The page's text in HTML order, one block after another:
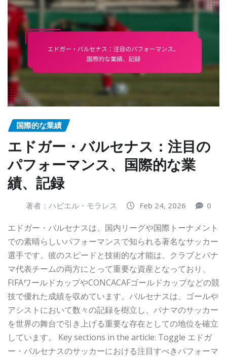
国際的な業績
エドガー・バルセナス：注目の
パフォーマンス、国際的な業
績、記録
著者：ハビエル・モラレス Feb 24, 2026 0
エドガー・バルセナスは、国内リーグや国際トーナメント
での素晴らしいパフォーマンスで知られる著名なサッカー
選手です。彼のスピードと技術的な才能は、クラブとパナ
マ代表チームの両方にとって重要な資産となっており、
FIFAワールドカップやCONCACAFゴールドカップなどの競
技で優れた成績を収めています。バルセナスは、ゴールや
アシストにおいて数々の記録を樹立し、パナマのサッカー
を世界の舞台で引き上げる重要な存在としての地位を確立
しています。 Key sections in the article: Toggle エドガ
ー・バルセナスのサッカーにおける注目すべきパフォーマ